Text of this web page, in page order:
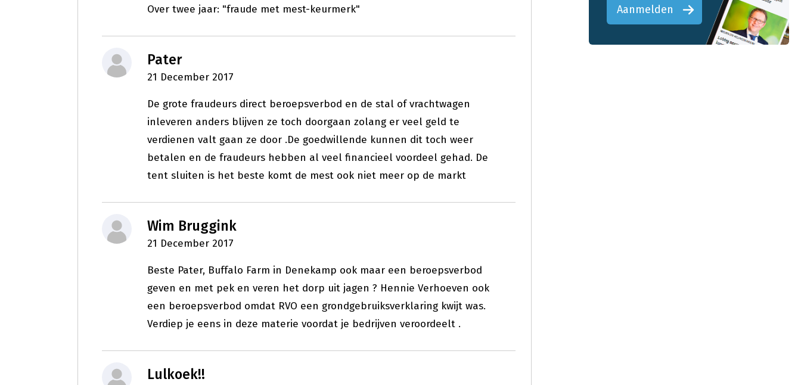
Over twee jaar: "fraude met mest-keurmerk"
Pater
21 December 2017
De grote fraudeurs direct beroepsverbod en de stal of vrachtwagen
inleveren anders blijven ze toch doorgaan zolang er veel geld te
verdienen valt gaan ze door .De goedwillende kunnen dit toch weer
betalen en de fraudeurs hebben al veel financieel voordeel gehad. De
tent sluiten is het beste komt de mest ook niet meer op de markt
Wim Bruggink
21 December 2017
Beste Pater, Buffalo Farm in Denekamp ook maar een beroepsverbod
geven en met pek en veren het dorp uit jagen ? Hennie Verhoeven ook
een beroepsverbod omdat RVO een grondgebruiksverklaring kwijt was.
Verdiep je eens in deze materie voordat je bedrijven veroordeelt .
Lulkoek!!
Aanmelden